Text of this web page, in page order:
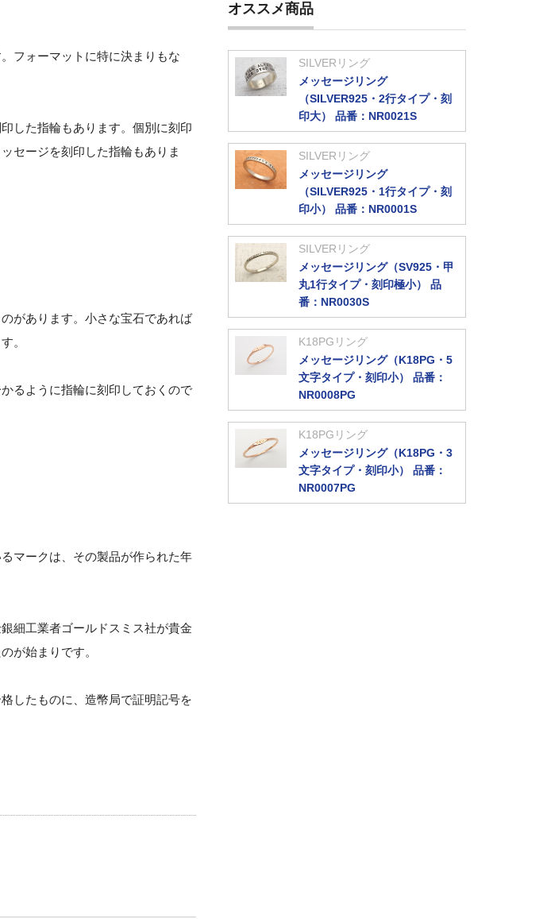
フォーマットに特に決まりもな
した指輪もあります。個別に刻印
セージを刻印した指輪もありま
があります。小さな宝石であれば
。
るように指輪に刻印しておくので
マークは、その製品が作られた年
細工業者ゴールドスミス社が貴金
が始まりです。
したものに、造幣局で証明記号を
オススメ商品
SILVERリング
メッセージリング
（SILVER925・2行タイプ・刻
印大） 品番：NR0021S
SILVERリング
メッセージリング
（SILVER925・1行タイプ・刻
印小） 品番：NR0001S
SILVERリング
メッセージリング（SV925・甲
丸1行タイプ・刻印極小） 品
番：NR0030S
K18PGリング
メッセージリング（K18PG・5
文字タイプ・刻印小） 品番：
NR0008PG
K18PGリング
メッセージリング（K18PG・3
文字タイプ・刻印小） 品番：
NR0007PG